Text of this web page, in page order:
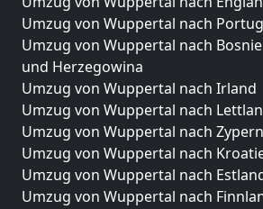
Umzug von Wuppertal nach
Umzug von Wuppertal nach
und Herzegowina
Umzug von Wuppertal nach Irland
Umzug von Wuppertal nach
Umzug von Wuppertal nach Zypern
Umzug von Wuppertal nach
Umzug von Wuppertal nach
Umzug von Wuppertal nach